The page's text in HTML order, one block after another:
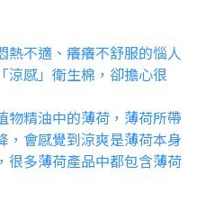
熱不適、癢癢不舒服的惱人
涼感」衛生棉，卻擔心很
物精油中的薄荷，薄荷所帶
，會感覺到涼爽是薄荷本身
很多薄荷產品中都包含薄荷